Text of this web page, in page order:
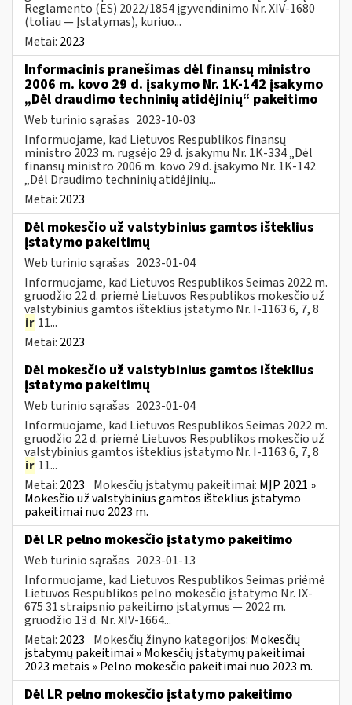
Reglamento (ES) 2022/1854 įgyvendinimo Nr. XIV-1680
(toliau — Įstatymas), kuriuo...
Metai: 2023
Informacinis pranešimas dėl finansų ministro
2006 m. kovo 29 d. įsakymo Nr. 1K-142 įsakymo
„Dėl draudimo techninių atidėjinių“ pakeitimo
Web turinio sąrašas 2023-10-03
Informuojame, kad Lietuvos Respublikos finansų
ministro 2023 m. rugsėjo 29 d. įsakymu Nr. 1K-334 „Dėl
finansų ministro 2006 m. kovo 29 d. įsakymo Nr. 1K-142
„Dėl Draudimo techninių atidėjinių...
Metai: 2023
Dėl mokesčio už valstybinius gamtos išteklius
įstatymo pakeitimų
Web turinio sąrašas 2023-01-04
Informuojame, kad Lietuvos Respublikos Seimas 2022 m.
gruodžio 22 d. priėmė Lietuvos Respublikos mokesčio už
valstybinius gamtos išteklius įstatymo Nr. I-1163 6, 7, 8
ir 11...
Metai: 2023
Dėl mokesčio už valstybinius gamtos išteklius
įstatymo pakeitimų
Web turinio sąrašas 2023-01-04
Informuojame, kad Lietuvos Respublikos Seimas 2022 m.
gruodžio 22 d. priėmė Lietuvos Respublikos mokesčio už
valstybinius gamtos išteklius įstatymo Nr. I-1163 6, 7, 8
ir 11...
Metai: 2023 Mokesčių įstatymų pakeitimai: MĮP 2021 »
Mokesčio už valstybinius gamtos išteklius įstatymo
pakeitimai nuo 2023 m.
Dėl LR pelno mokesčio įstatymo pakeitimo
Web turinio sąrašas 2023-01-13
Informuojame, kad Lietuvos Respublikos Seimas priėmė
Lietuvos Respublikos pelno mokesčio įstatymo Nr. IX-
675 31 straipsnio pakeitimo įstatymus — 2022 m.
gruodžio 13 d. Nr. XIV-1664...
Metai: 2023 Mokesčių žinyno kategorijos: Mokesčių
įstatymų pakeitimai » Mokesčių įstatymų pakeitimai
2023 metais » Pelno mokesčio pakeitimai nuo 2023 m.
Dėl LR pelno mokesčio įstatymo pakeitimo